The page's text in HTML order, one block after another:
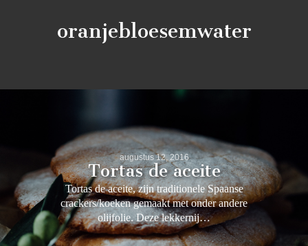
oranjebloesemwater
augustus 12, 2016
Tortas de aceite
Tortas de aceite, zijn traditionele Spaanse
crackers/koeken gemaakt met onder andere
olijfolie. Deze lekkernij…